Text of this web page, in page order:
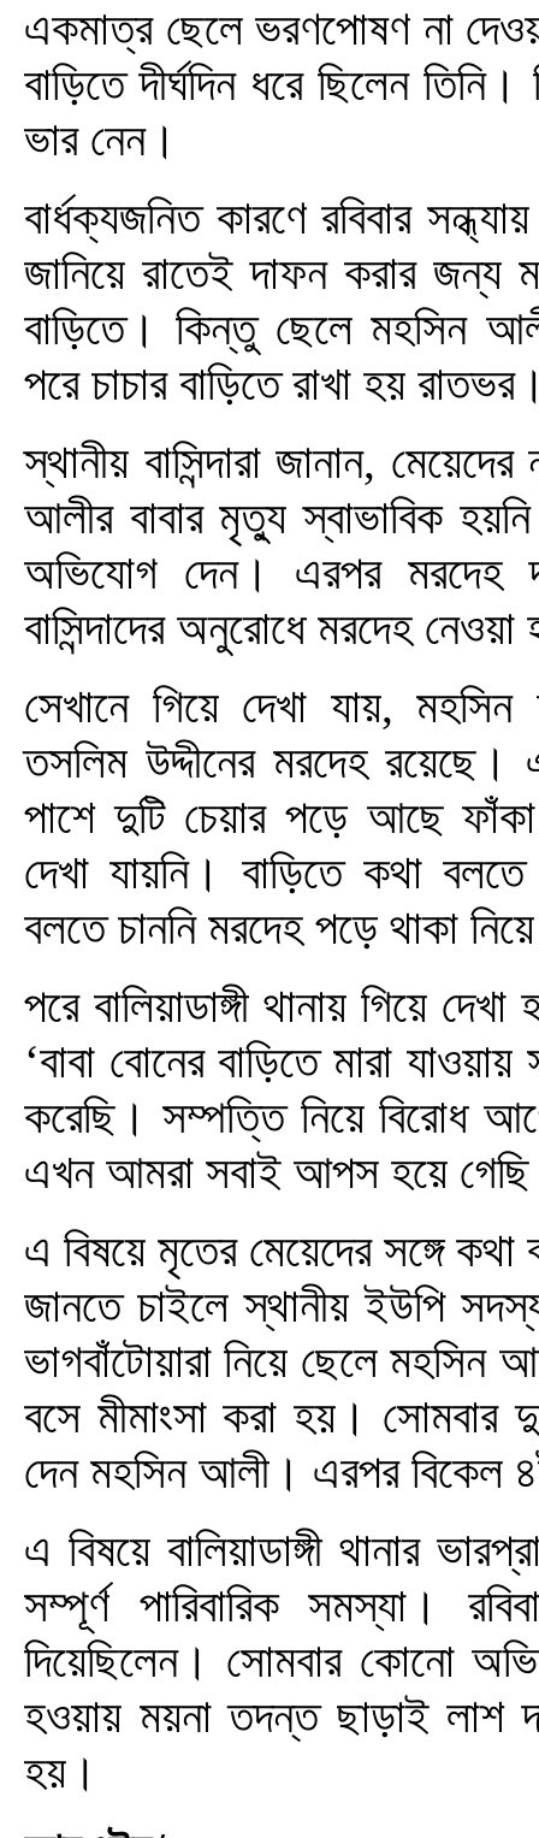
একমাত্র ছেলে ভরণপোষণ না
বাড়িতে দীর্ঘদিন ধরে ছিলেন
ভার নেন।
বার্ধক্যজনিত কারণে রবিবার
জানিয়ে রাতেই দাফন করার জন্য
বাড়িতে। কিন্তু ছেলে মহসিন
পরে চাচার বাড়িতে রাখা হয়
স্থানীয় বাসিন্দারা জানান,
আলীর বাবার মৃত্যু স্বাভাবিক
অভিযোগ দেন। এরপর মরদেহ
বাসিন্দাদের অনুরোধে মরদেহ
সেখানে গিয়ে দেখা যায়, মহসিন
তসলিম উদ্দীনের মরদেহ রয়েছে।
পাশে দুটি চেয়ার পড়ে আছে
দেখা যায়নি। বাড়িতে কথা
বলতে চাননি মরদেহ পড়ে থাকা
পরে বালিয়াডাঙ্গী থানায় গিয়ে
‘বাবা বোনের বাড়িতে মারা
করেছি। সম্পত্তি নিয়ে বিরোধ
এখন আমরা সবাই আপস হয়ে
এ বিষয়ে মৃতের মেয়েদের সঙ্গে কথা
জানতে চাইলে স্থানীয় ইউপি
ভাগবাঁটোয়ারা নিয়ে ছেলে
বসে মীমাংসা করা হয়।
দেন মহসিন আলী। এরপর বিকেল
এ বিষয়ে বালিয়াডাঙ্গী থানার
সম্পূর্ণ পারিবারিক সমস্যা।
দিয়েছিলেন। সোমবার কোনো
হওয়ায় ময়না তদন্ত ছাড়াই লাশ
হয়।